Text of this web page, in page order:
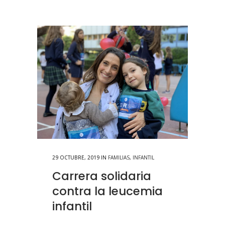
29 OCTUBRE, 2019 IN FAMILIAS, INFANTIL
Carrera solidaria
contra la leucemia
infantil